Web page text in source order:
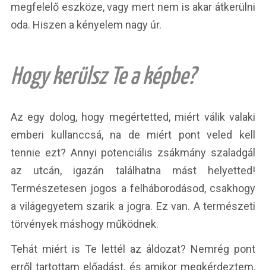
megfelelő eszköze, vagy mert nem is akar átkerülni
oda. Hiszen a kényelem nagy úr.
Hogy kerülsz Te a képbe?
Az egy dolog, hogy megértetted, miért válik valaki
emberi kullanccsá, na de miért pont veled kell
tennie ezt? Annyi potenciális zsákmány szaladgál
az utcán, igazán találhatna mást helyetted!
Természetesen jogos a felháborodásod, csakhogy
a világegyetem szarik a jogra. Ez van. A természeti
törvények máshogy működnek.
Tehát miért is Te lettél az áldozat? Nemrég pont
erről tartottam előadást, és amikor megkérdeztem,